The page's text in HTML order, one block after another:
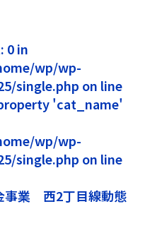
0 in
wp/wp-
single.php on line
'cat_name'
wp/wp-
single.php on line
事業 西2丁目線動態